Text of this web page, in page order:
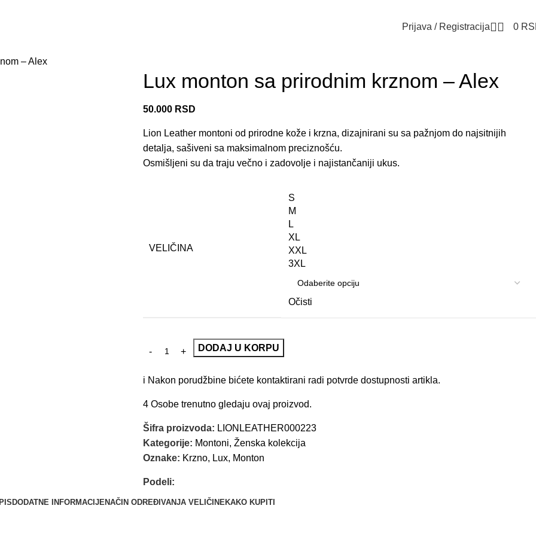
Prijava / Registracija 0
– Alex
Lux monton sa prirodnim krznom – Alex
50.000 RSD
Lion Leather montoni od prirodne kože i krzna, dizajnirani su sa pažnjom do najsitnijih
detalja, sašiveni sa maksimalnom preciznošću.
Osmišljeni su da traju večno i zadovolje i najistančaniji ukus.
VELIČINA
S
M
L
XL
XXL
3XL
Očisti
DODAJ U KORPU
i Nakon porudžbine bićete kontaktirani radi potvrde dostupnosti artikla.
4 Osobe trenutno gledaju ovaj proizvod.
Šifra proizvoda: LIONLEATHER000223
Kategorije: Montoni, Ženska kolekcija
Oznake: Krzno, Lux, Monton
Podeli:
DODATNE INFORMACIJENAČIN ODREĐIVANJA VELIČINEKAKO KUPITI